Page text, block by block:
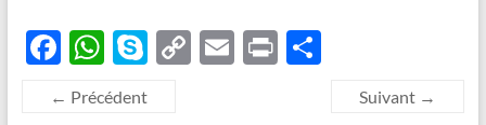
F
ac
e
W
h
at
S
y
C E P P
← Précédent Suivant →